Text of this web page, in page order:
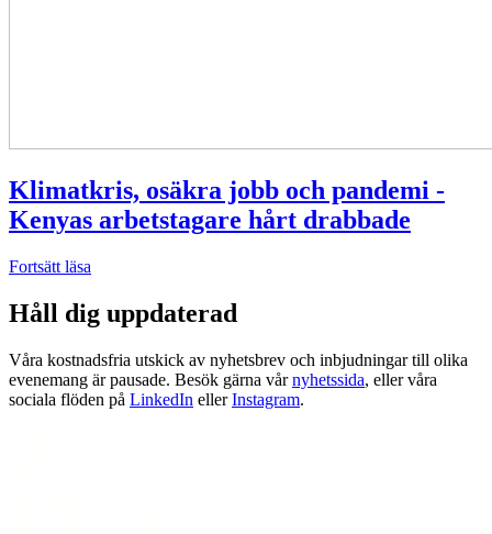
Klimatkris, osäkra jobb och pandemi -
Kenyas arbetstagare hårt drabbade
Fortsätt läsa
Håll dig uppdaterad
Våra kostnadsfria utskick av nyhetsbrev och inbjudningar till olika
evenemang är pausade. Besök gärna vårnyhetssida, eller våra
sociala flöden på LinkedIn ellerInstagram.